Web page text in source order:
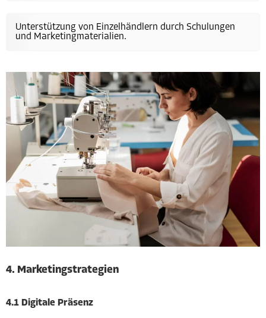
Unterstützung von Einzelhändlern durch Schulungen
und Marketingmaterialien.
4. Marketingstrategien
4.1 Digitale Präsenz